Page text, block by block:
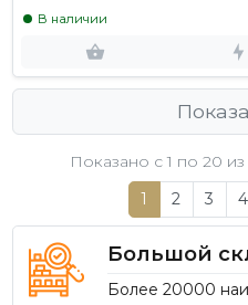
В наличии
Показано с 1 по 20
1
2 3 4
Большой
Более 20000